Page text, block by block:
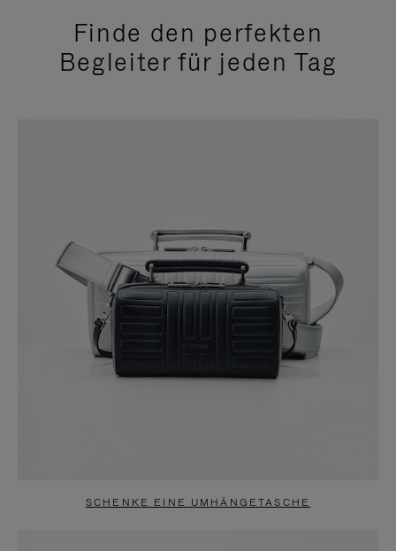
Finde den perfekten
Begleiter für jeden Tag
SCHENKE EINE UMHÄNGETASCHE